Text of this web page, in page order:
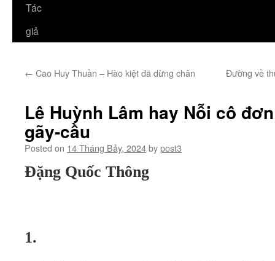
Tác
giả
← Cao Huy Thuần – Hào kiệt đã dừng chân Đường về
Lê Huỳnh Lâm hay Nỗi cô
gãy-cầu
Posted on 14 Tháng Bảy, 2024bypost3
Đặng Quốc Thông
1.